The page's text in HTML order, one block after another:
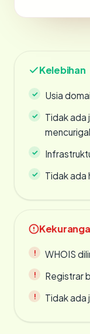
Kelebihan
Usia
Tidak ada
Tidak ada
WHOIS
Registrar
Tidak ada